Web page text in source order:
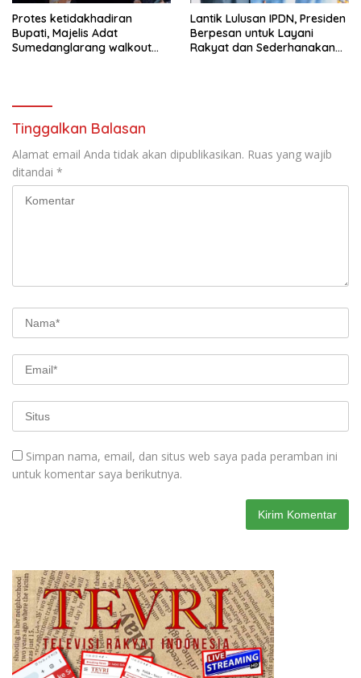
Protes ketidakhadiran
Bupati, Majelis Adat
Sumedanglarang walkout
Lantik Lulusan IPDN, Presiden
Berpesan untuk Layani
Rakyat dan Sederhanakan
Tinggalkan Balasan
Alamat email Anda tidak akan dipublikasikan. Ruas yang wajib
ditandai *
Simpan nama, email, dan situs web saya pada peramban ini
untuk komentar saya berikutnya.